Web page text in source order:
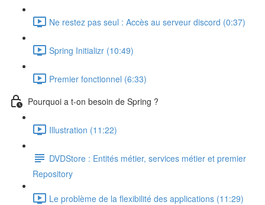
Ne restez pas seul : Accès au serveur discord (0:37)
Spring Initializr (10:49)
Premier fonctionnel (6:33)
Pourquoi a t-on besoin de Spring ?
Illustration (11:22)
DVDStore : Entités métier, services métier et premier
Repository
Le problème de la flexibilité des applications (11:29)